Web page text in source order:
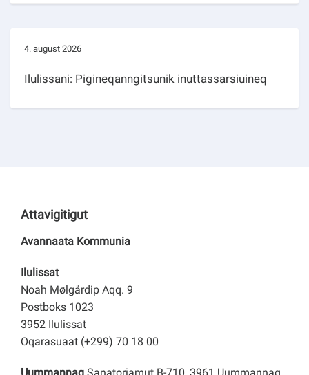
4. august 2026
Ilulissani: Pigineqanngitsunik inuttassarsiuineq
Attavigitigut
Avannaata Kommunia
Ilulissat
Noah Mølgårdip Aqq. 9
Postboks 1023
3952 Ilulissat
Oqarasuaat (+299) 70 18 00
Uummannaq Sanatoriamut B-710, 3961 Uummannaq